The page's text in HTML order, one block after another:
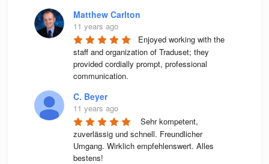
Matthew Carlton
11 years ago
Enjoyed working with the
staff and organization of Traduset; they
provided cordially prompt, professional
communication.
C. Beyer
11 years ago
Sehr kompetent,
zuverlässig und schnell. Freundlicher
Umgang. Wirklich empfehlenswert. Alles
bestens!